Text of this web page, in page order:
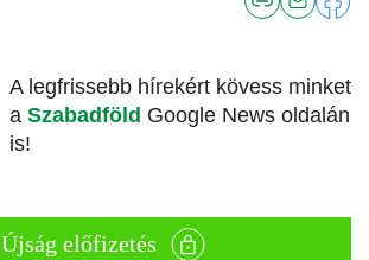
A legfrissebb hírekért kövess minket
a Szabadföld Google News oldalán
is!
Újság előfizetés